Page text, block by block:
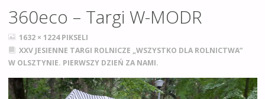
360eco – Targi W-MODR
PEŁNY
ROZMIAR
1632 × 1224PIKSELI
XXV JESIENNE TARGI ROLNICZE „WSZYSTKO DLA ROLNICTWA”
W OLSZTYNIE. PIERWSZY DZIEŃ ZA NAMI.